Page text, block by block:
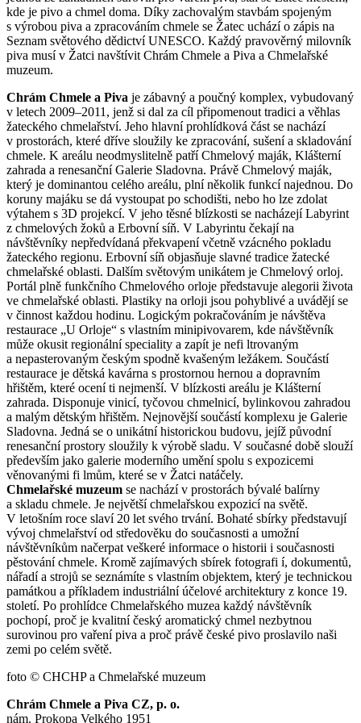
kde je pivo a chmel doma. Díky zachovalým stavbám spojeným
s výrobou piva a zpracováním chmele se Žatec uchází o zápis na
Seznam světového dědictví UNESCO. Každý pravověrný milovník
piva musí v Žatci navštívit Chrám Chmele a Piva a Chmelařské
muzeum.
Chrám Chmele a Piva je zábavný a poučný komplex, vybudovaný
v letech 2009–2011, jenž si dal za cíl připomenout tradici a věhlas
žateckého chmelařství. Jeho hlavní prohlídková část se nachází
v prostorách, které dříve sloužily ke zpracování, sušení a skladování
chmele. K areálu neodmyslitelně patří Chmelový maják, Klášterní
zahrada a renesanční Galerie Sladovna. Právě Chmelový maják,
který je dominantou celého areálu, plní několik funkcí najednou. Do
koruny majáku se dá vystoupat po schodišti, nebo ho lze zdolat
výtahem s 3D projekcí. V jeho těsné blízkosti se nacházejí Labyrint
z chmelových žoků a Erbovní síň. V Labyrintu čekají na
návštěvníky nepředvídaná překvapení včetně vzácného pokladu
žateckého regionu. Erbovní síň objasňuje slavné tradice žatecké
chmelařské oblasti. Dalším světovým unikátem je Chmelový orloj.
Portál plně funkčního Chmelového orloje představuje alegorii života
ve chmelařské oblasti. Plastiky na orloji jsou pohyblivé a uvádějí se
v činnost každou hodinu. Logickým pokračováním je návštěva
restaurace „U Orloje“ s vlastním minipivovarem, kde návštěvník
může okusit regionální speciality a zapít je nefi ltrovaným
a nepasterovaným českým spodně kvašeným ležákem. Součástí
restaurace je dětská kavárna s prostornou hernou a dopravním
hřištěm, které ocení ti nejmenší. V blízkosti areálu je Klášterní
zahrada. Disponuje vinicí, tyčovou chmelnicí, bylinkovou zahradou
a malým dětským hřištěm. Nejnovější součástí komplexu je Galerie
Sladovna. Jedná se o unikátní historickou budovu, jejíž původní
renesanční prostory sloužily k výrobě sladu. V současné době slouží
především jako galerie moderního umění spolu s expozicemi
věnovanými fi lmům, které se v Žatci natáčely.
Chmelařské muzeum se nachází v prostorách bývalé balírny
a skladu chmele. Je největší chmelařskou expozicí na světě.
V letošním roce slaví 20 let svého trvání. Bohaté sbírky představují
vývoj chmelařství od středověku do současnosti a umožní
návštěvníkům načerpat veškeré informace o historii i současnosti
pěstování chmele. Kromě zajímavých sbírek fotografi í, dokumentů,
nářadí a strojů se seznámíte s vlastním objektem, který je technickou
památkou a příkladem industriální účelové architektury z konce 19.
století. Po prohlídce Chmelařského muzea každý návštěvník
pochopí, proč je kvalitní český aromatický chmel nezbytnou
surovinou pro vaření piva a proč právě české pivo proslavilo naši
zemi po celém světě.
foto © CHCHP a Chmelařské muzeum
Chrám Chmele a Piva CZ, p. o.
nám. Prokopa Velkého 1951